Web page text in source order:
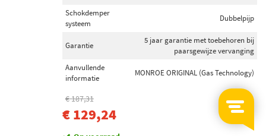
Schokdemper
systeem
Dubbelpijp
Garantie
5 jaar garantie met toebehoren bij
paarsgewijze vervanging
Aanvullende
informatie
MONROE ORIGINAL (Gas Technology)
€ 187,31
€ 129,24 -31%